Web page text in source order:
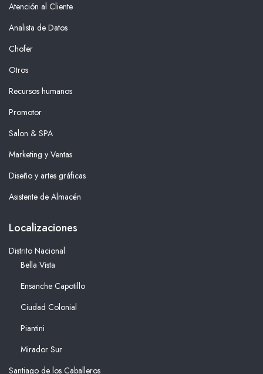
Atención al Cliente
Analista de Datos
Chofer
Otros
Recursos humanos
Promotor
Salon & SPA
Marketing y Ventas
Diseño y artes gráficas
Asistente de Almacén
Localizaciones
Distrito Nacional
Bella Vista
Ensanche Capotillo
Ciudad Colonial
Piantini
Mirador Sur
Santiago de los Caballeros